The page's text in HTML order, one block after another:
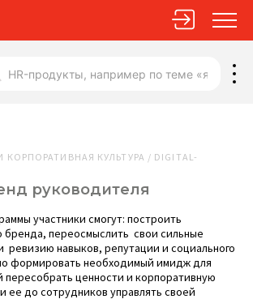
КУЛЬТУРА / DIGITAL-
руководителя
участники смогут: построить
бренда, переосмыслить свои сильные
ревизию навыков, репутации и социального
формировать необходимый имидж для
ценности и корпоративную
ее до сотрудников управлять своей